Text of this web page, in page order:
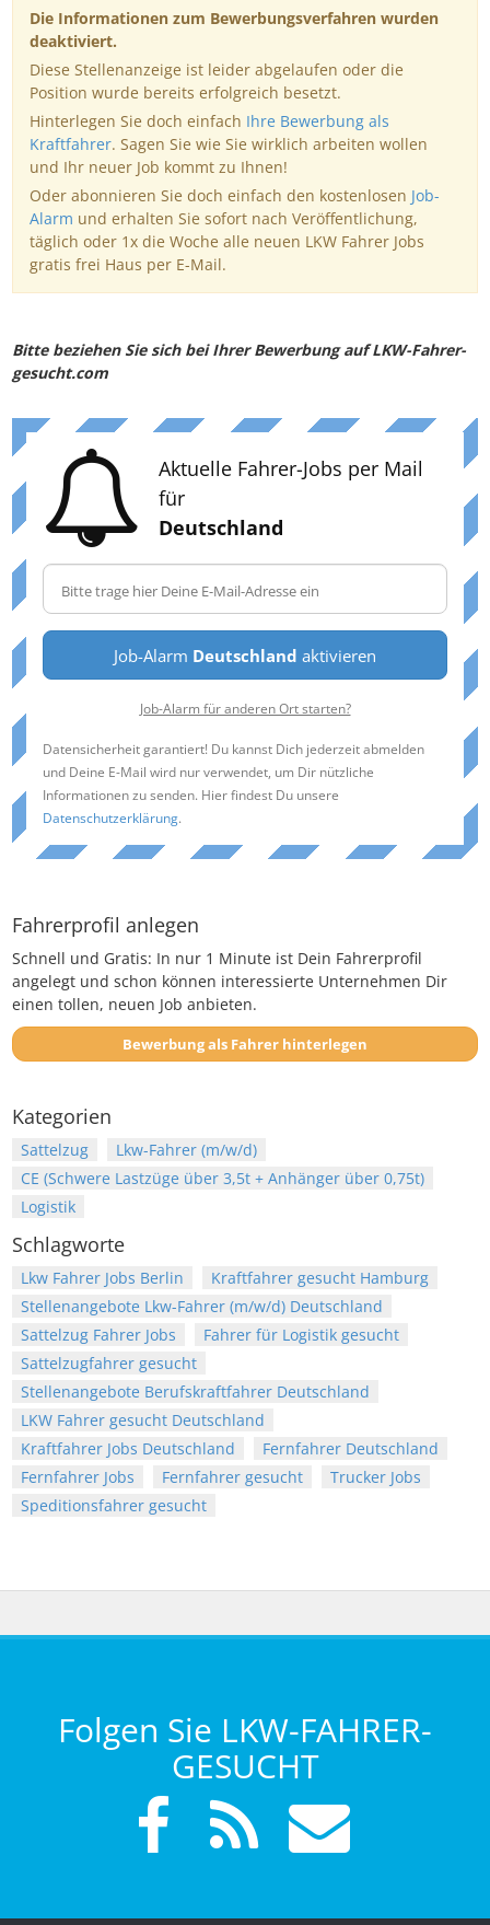
Die Informationen zum Bewerbungsverfahren wurden
deaktiviert.
Diese Stellenanzeige ist leider abgelaufen oder die
Position wurde bereits erfolgreich besetzt.
Hinterlegen Sie doch einfach Ihre Bewerbung als
Kraftfahrer. Sagen Sie wie Sie wirklich arbeiten wollen
und Ihr neuer Job kommt zu Ihnen!
Oder abonnieren Sie doch einfach den kostenlosen Job-
Alarm und erhalten Sie sofort nach Veröffentlichung,
täglich oder 1x die Woche alle neuen LKW Fahrer Jobs
gratis frei Haus per E-Mail.
Bitte beziehen Sie sich bei Ihrer Bewerbung auf LKW-Fahrer-
gesucht.com
Aktuelle Fahrer-Jobs per Mail
für
Deutschland
Job-Alarm Deutschland aktivieren
Job-Alarm für anderen Ort starten?
Datensicherheit garantiert! Du kannst Dich jederzeit abmelden
und Deine E-Mail wird nur verwendet, um Dir nützliche
Informationen zu senden. Hier findest Du unsere
Datenschutzerklärung.
Fahrerprofil anlegen
Schnell und Gratis: In nur 1 Minute ist Dein Fahrerprofil
angelegt und schon können interessierte Unternehmen Dir
einen tollen, neuen Job anbieten.
Bewerbung als Fahrer hinterlegen
Kategorien
Sattelzug
Lkw-Fahrer (m/w/d)
CE (Schwere Lastzüge über 3,5t + Anhänger über 0,75t)
Logistik
Schlagworte
Lkw Fahrer Jobs Berlin
Kraftfahrer gesucht Hamburg
Stellenangebote Lkw-Fahrer (m/w/d) Deutschland
Sattelzug Fahrer Jobs
Fahrer für Logistik gesucht
Sattelzugfahrer gesucht
Stellenangebote Berufskraftfahrer Deutschland
LKW Fahrer gesucht Deutschland
Kraftfahrer Jobs Deutschland
Fernfahrer Deutschland
Fernfahrer Jobs
Fernfahrer gesucht
Trucker Jobs
Speditionsfahrer gesucht
Folgen Sie LKW-FAHRER-
GESUCHT